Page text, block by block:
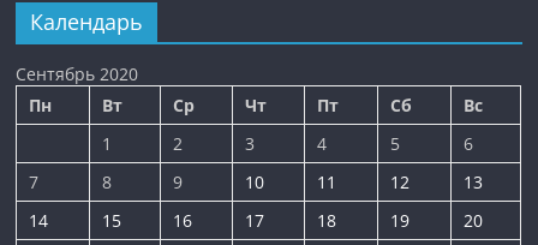
Календарь
Сентябрь 2020
Пн
Вт Ср Чт Пт Сб
Вс
1
2 3 4 5
6
7
8 9 10 11 12
13
14
15 16 17 18 19
20